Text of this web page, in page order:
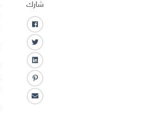
شارك
ف
ا
ي
س
ب
و
ك
ت
و
ي
ت
ر
ل
ي
ن
ك
ـ
ب
ن
تا